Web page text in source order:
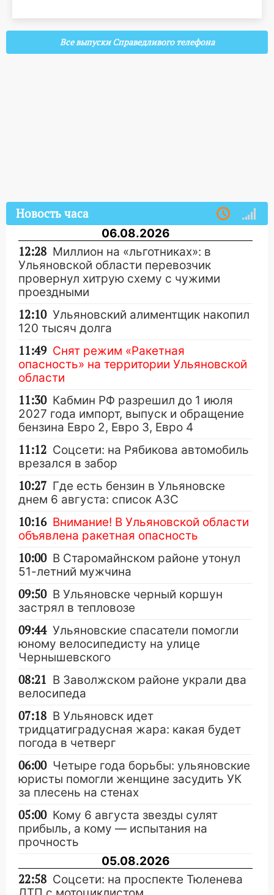
Все выпуски Справедливого телефона
Новость часа
06.08.2026
12:28 Миллион на «льготниках»: в
Ульяновской области перевозчик
провернул хитрую схему с чужими
проездными
12:10 Ульяновский алиментщик накопил
120 тысяч долга
11:49 Снят режим «Ракетная
опасность» на территории Ульяновской
области
11:30 Кабмин РФ разрешил до 1 июля
2027 года импорт, выпуск и обращение
бензина Евро 2, Евро 3, Евро 4
11:12 Соцсети: на Рябикова автомобиль
врезался в забор
10:27 Где есть бензин в Ульяновске
днем 6 августа: список АЗС
10:16 Внимание! В Ульяновской области
объявлена ракетная опасность
10:00 В Старомайнском районе утонул
51-летний мужчина
09:50 В Ульяновске черный коршун
застрял в тепловозе
09:44 Ульяновские спасатели помогли
юному велосипедисту на улице
Чернышевского
08:21 В Заволжском районе украли два
велосипеда
07:18 В Ульяновск идет
тридцатиградусная жара: какая будет
погода в четверг
06:00 Четыре года борьбы: ульяновские
юристы помогли женщине засудить УК
за плесень на стенах
05:00 Кому 6 августа звезды сулят
прибыль, а кому — испытания на
прочность
05.08.2026
22:58 Соцсети: на проспекте Тюленева